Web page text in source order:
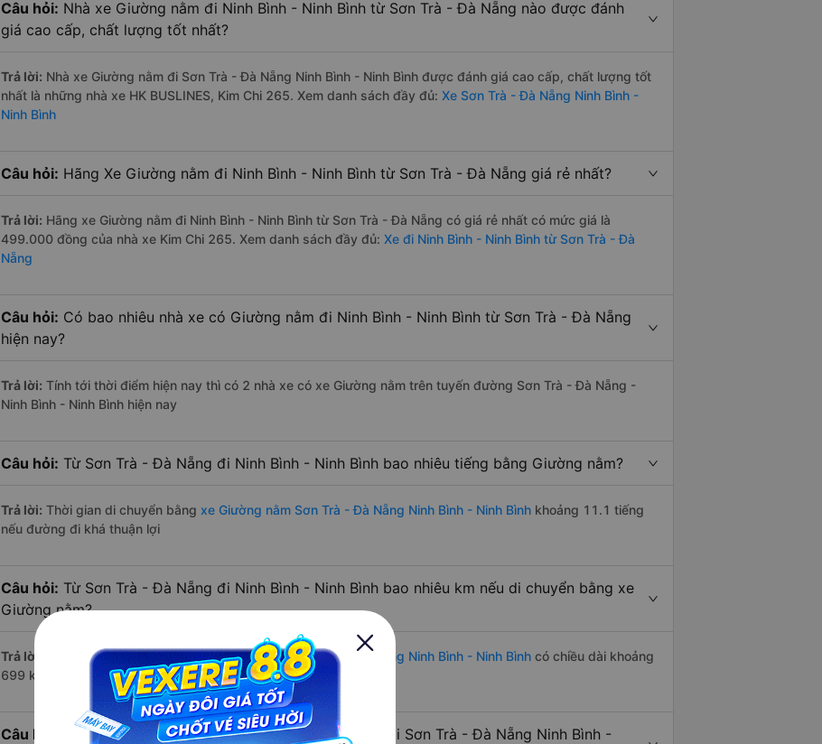
Câu hỏi: Nhà xe Giường nằm đi Ninh Bình - Ninh Bình từ Sơn Trà - Đà Nẵng nào được đánh
giá cao cấp, chất lượng tốt nhất?
Trả lời: Nhà xe Giường nằm đi Sơn Trà - Đà Nẵng Ninh Bình - Ninh Bình được đánh giá cao cấp, chất lượng tốt
nhất là những nhà xe HK BUSLINES, Kim Chi 265. Xem danh sách đầy đủ: Xe Sơn Trà - Đà Nẵng Ninh Bình -
Ninh Bình
Câu hỏi: Hãng Xe Giường nằm đi Ninh Bình - Ninh Bình từ Sơn Trà - Đà Nẵng giá rẻ nhất?
Trả lời: Hãng xe Giường nằm đi Ninh Bình - Ninh Bình từ Sơn Trà - Đà Nẵng có giá rẻ nhất có mức giá là
499.000 đồng của nhà xe Kim Chi 265. Xem danh sách đầy đủ: Xe đi Ninh Bình - Ninh Bình từ Sơn Trà - Đà
Nẵng
Câu hỏi: Có bao nhiêu nhà xe có Giường nằm đi Ninh Bình - Ninh Bình từ Sơn Trà - Đà Nẵng
hiện nay?
Trả lời: Tính tới thời điểm hiện nay thì có 2 nhà xe có xe Giường nằm trên tuyến đường Sơn Trà - Đà Nẵng -
Ninh Bình - Ninh Bình hiện nay
Câu hỏi: Từ Sơn Trà - Đà Nẵng đi Ninh Bình - Ninh Bình bao nhiêu tiếng bằng Giường nằm?
Trả lời: Thời gian di chuyển bằng xe Giường nằm Sơn Trà - Đà Nẵng Ninh Bình - Ninh Bình khoảng 11.1 tiếng
nếu đường đi khá thuận lợi
Câu hỏi: Từ Sơn Trà - Đà Nẵng đi Ninh Bình - Ninh Bình bao nhiêu km nếu di chuyển bằng xe
Giường nằm?
Trả lời: Đường di chuyển bằngxe Giường nằm đi Sơn Trà - Đà Nẵng Ninh Bình - Ninh Bình có chiều dài khoảng
699 km.
Câu hỏi:
Mỗi ngày có bao nhiêu chuyến xe Giường nằm đi Sơn Trà - Đà Nẵng Ninh Bình -